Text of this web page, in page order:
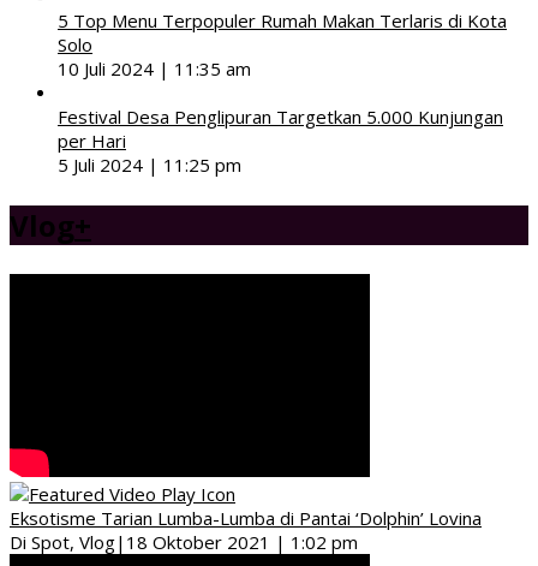
5 Top Menu Terpopuler Rumah Makan Terlaris di Kota
Solo
10 Juli 2024 | 11:35 am
Festival Desa Penglipuran Targetkan 5.000 Kunjungan
per Hari
5 Juli 2024 | 11:25 pm
Vlog+
Eksotisme Tarian Lumba-Lumba di Pantai ‘Dolphin’ Lovina
Di Spot, Vlog| 18 Oktober 2021 | 1:02 pm